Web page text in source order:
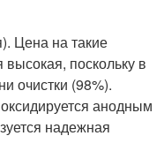
Цена на такие
поскольку в
очистки (98%).
анодным
надежная